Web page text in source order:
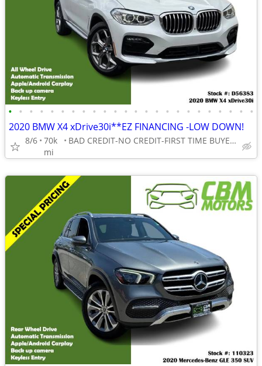
• • • • • • • • • • • • • • • • • • • • • • • •
2020 BMW X4 xDrive30i**EZ FINANCING -LOW DOWN!
8/6 70k
mi
BAD CREDIT-NO CREDIT-FIRST TIME BUYER-NO PROBLEM! 👌